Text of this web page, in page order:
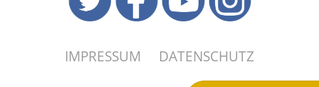
IMPRESSUM DATENSCHUTZ